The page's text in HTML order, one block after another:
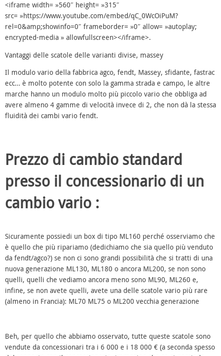
<iframe width= »560″ height= »315″
src= »https://www.youtube.com/embed/qC_0WcOiPuM?
rel=0&amp;showinfo=0″ frameborder= »0″ allow= »autoplay;
encrypted-media » allowfullscreen></iframe>.
Vantaggi delle scatole delle varianti divise, massey
Il modulo vario della fabbrica agco, fendt, Massey, sfidante, fastrac
ecc… è molto potente con solo la gamma strada e campo, le altre
marche hanno un modulo molto più piccolo vario che obbliga ad
avere almeno 4 gamme di velocità invece di 2, che non dà la stessa
fluidità dei cambi vario fendt.
Prezzo di cambio standard
presso il concessionario di un
cambio vario :
Sicuramente possiedi un box di tipo ML160 perché osserviamo che
è quello che più ripariamo (dedichiamo che sia quello più venduto
da fendt/agco?) se non ci sono grandi possibilità che si tratti di una
nuova generazione ML130, ML180 o ancora ML200, se non sono
quelli, quelli che vediamo ancora meno sono ML90, ML260 e,
infine, se non avete quelli, avete una delle scatole vario più rare
(almeno in Francia): ML70 ML75 o ML200 vecchia generazione
Beh, per quello che abbiamo osservato, tutte queste scatole sono
vendute da concessionari tra i 6 000 e i 18 000 € (a seconda spesso